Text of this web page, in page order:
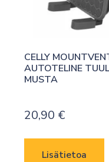
CELLY
AUTOTELINE
MUSTA
20,90 €
Lisätietoa